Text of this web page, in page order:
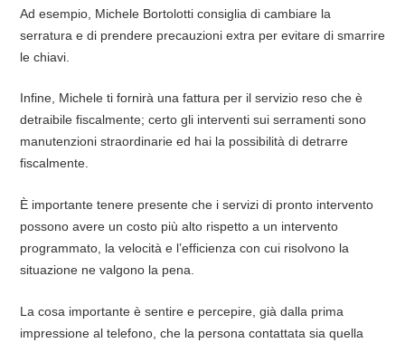
Ad esempio, Michele Bortolotti consiglia di cambiare la
serratura e di prendere precauzioni extra per evitare di smarrire
le chiavi.
Infine, Michele ti fornirà una fattura per il servizio reso che è
detraibile fiscalmente; certo gli interventi sui serramenti sono
manutenzioni straordinarie ed hai la possibilità di detrarre
fiscalmente.
È importante tenere presente che i servizi di pronto intervento
possono avere un costo più alto rispetto a un intervento
programmato, la velocità e l’efficienza con cui risolvono la
situazione ne valgono la pena.
La cosa importante è sentire e percepire, già dalla prima
impressione al telefono, che la persona contattata sia quella